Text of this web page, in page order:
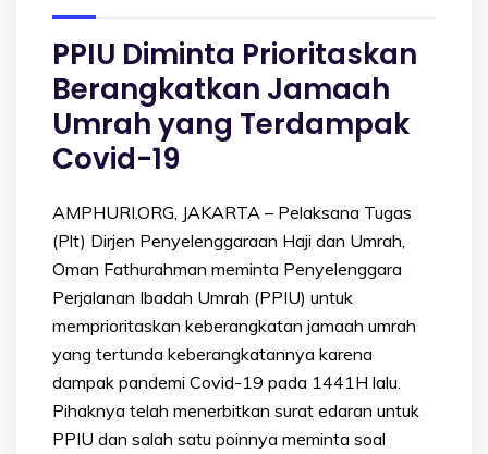
PPIU Diminta Prioritaskan
Berangkatkan Jamaah
Umrah yang Terdampak
Covid-19
AMPHURI.ORG, JAKARTA – Pelaksana Tugas
(Plt) Dirjen Penyelenggaraan Haji dan Umrah,
Oman Fathurahman meminta Penyelenggara
Perjalanan Ibadah Umrah (PPIU) untuk
memprioritaskan keberangkatan jamaah umrah
yang tertunda keberangkatannya karena
dampak pandemi Covid-19 pada 1441H lalu.
Pihaknya telah menerbitkan surat edaran untuk
PPIU dan salah satu poinnya meminta soal